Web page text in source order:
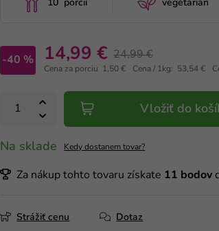
10 porcií vegetarian
-40 % 14,99 € 24,99 €
Cena za porciu 1,50 € Cena / 1kg: 53,54 €
Vložiť do
Na sklade Kedy dostanem tovar?
Za nákup tohto tovaru získate 11 bodov
Strážiť cenu Dotaz